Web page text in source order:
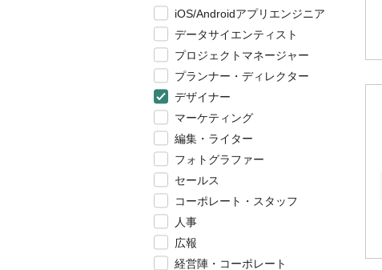
iOS/Androidアプリエンジニア
データサイエンティスト
プロジェクトマネージャー
プランナー・ディレクター
デザイナー
マーケティング
編集・ライター
フォトグラファー
セールス
コーポレート・スタッフ
人事
広報
経営陣・コーポレート